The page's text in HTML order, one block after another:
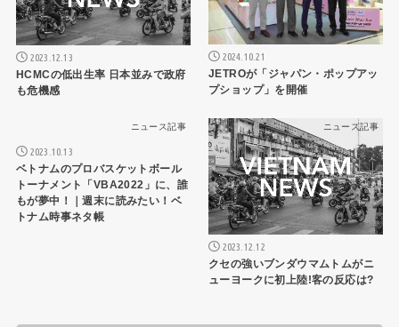
2023.12.13
HCMCの低出生率 日本並みで政府
も危機感
2024.10.21
JETROが「ジャパン・ポップアッ
プショップ」を開催
ニュース記事
2023.10.13
ベトナムのプロバスケットボール
トーナメント「VBA2022」に、誰
もが夢中！｜週末に読みたい！ベ
トナム時事ネタ帳
ニュース記事
2023.12.12
クセの強いブンダウマムトムがニ
ューヨークに初上陸!客の反応は?